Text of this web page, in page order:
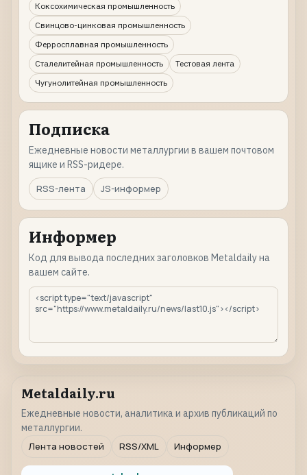
Коксохимическая промышленность
Свинцово-цинковая промышленность
Ферросплавная промышленность
Сталелитейная промышленность
Тестовая лента
Чугунолитейная промышленность
Подписка
Ежедневные новости металлургии в вашем почтовом
ящике и RSS-ридере.
RSS-лента
JS-информер
Информер
Код для вывода последних заголовков Metaldaily на
вашем сайте.
Metaldaily.ru
Ежедневные новости, аналитика и архив публикаций по
металлургии.
Лента новостей
RSS/XML Информер